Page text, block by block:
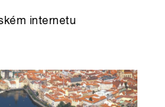
internetu